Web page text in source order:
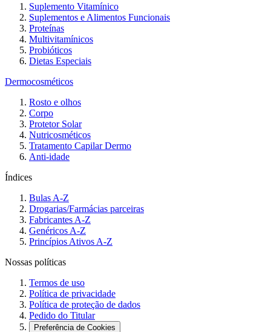
Suplemento Vitamínico
Suplementos e Alimentos Funcionais
Proteínas
Multivitamínicos
Probióticos
Dietas Especiais
Dermocosméticos
Rosto e olhos
Corpo
Protetor Solar
Nutricosméticos
Tratamento Capilar Dermo
Anti-idade
Índices
Bulas A-Z
Drogarias/Farmácias parceiras
Fabricantes A-Z
Genéricos A-Z
Princípios Ativos A-Z
Nossas políticas
Termos de uso
Política de privacidade
Política de proteção de dados
Pedido do Titular
Preferência de Cookies